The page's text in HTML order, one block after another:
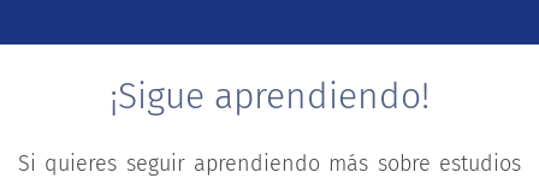
¡Sigue aprendiendo!
Si quieres seguir aprendiendo más sobre estudios